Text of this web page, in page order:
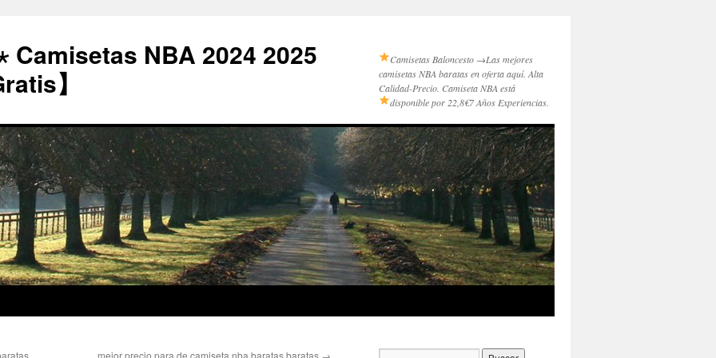
Camisetas NBA 2024 2025
】
Camisetas Baloncesto →Las mejores
camisetas NBA baratas en oferta aquí. Alta
Calidad-Precio. Camiseta NBA está
disponible por 22,8€7 Años Experiencias.
mejor precio para de camiseta nba baratas baratas →